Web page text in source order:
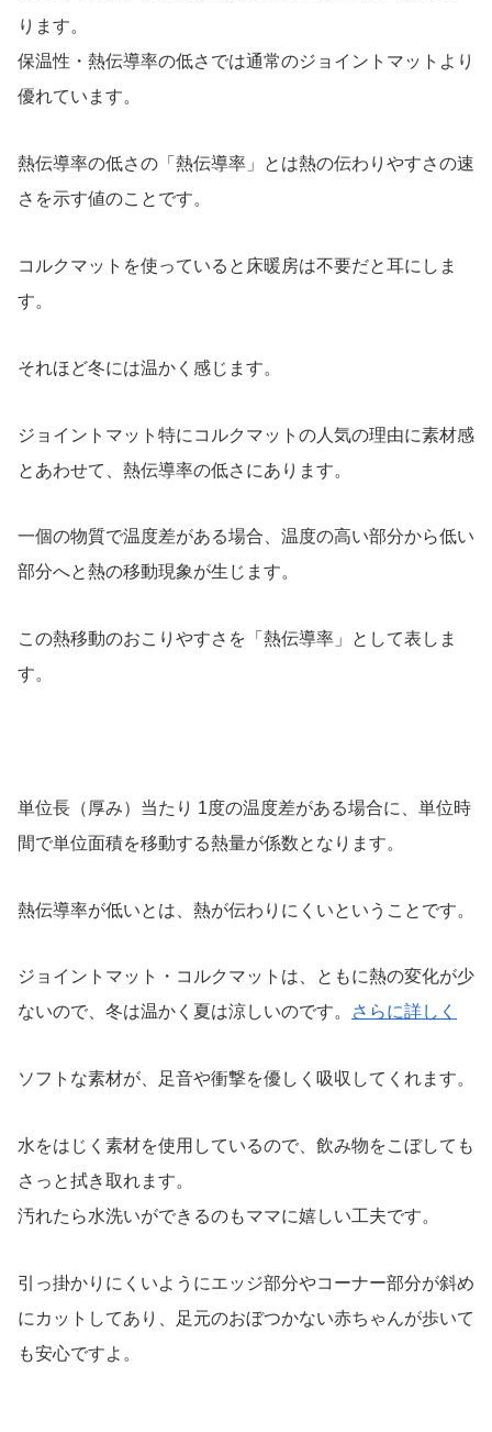
ります。
保温性・熱伝導率の低さでは通常のジョイントマットより
優れています。
熱伝導率の低さの「熱伝導率」とは熱の伝わりやすさの速
さを示す値のことです。
コルクマットを使っていると床暖房は不要だと耳にしま
す。
それほど冬には温かく感じます。
ジョイントマット特にコルクマットの人気の理由に素材感
とあわせて、熱伝導率の低さにあります。
一個の物質で温度差がある場合、温度の高い部分から低い
部分へと熱の移動現象が生じます。
この熱移動のおこりやすさを「熱伝導率」として表しま
す。
単位長（厚み）当たり 1度の温度差がある場合に、単位時
間で単位面積を移動する熱量が係数となります。
熱伝導率が低いとは、熱が伝わりにくいということです。
ジョイントマット・コルクマットは、ともに熱の変化が少
ないので、冬は温かく夏は涼しいのです。
さらに詳しく
ソフトな素材が、足音や衝撃を優しく吸収してくれます。
水をはじく素材を使用しているので、飲み物をこぼしても
さっと拭き取れます。
汚れたら水洗いができるのもママに嬉しい工夫です。
引っ掛かりにくいようにエッジ部分やコーナー部分が斜め
にカットしてあり、足元のおぼつかない赤ちゃんが歩いて
も安心ですよ。